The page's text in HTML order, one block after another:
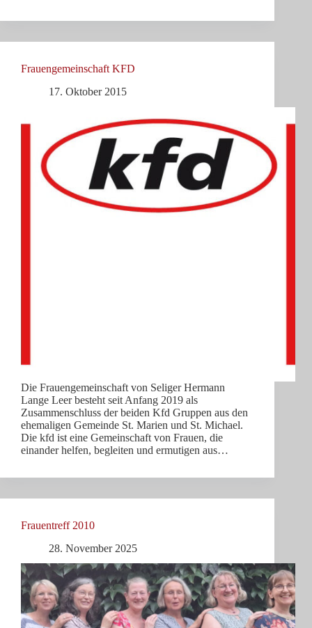
Frauengemeinschaft KFD
17. Oktober 2015
Die Frauengemeinschaft von Seliger Hermann
Lange Leer besteht seit Anfang 2019 als
Zusammenschluss der beiden Kfd Gruppen aus den
ehemaligen Gemeinde St. Marien und St. Michael.
Die kfd ist eine Gemeinschaft von Frauen, die
einander helfen, begleiten und ermutigen aus…
Frauentreff 2010
28. November 2025